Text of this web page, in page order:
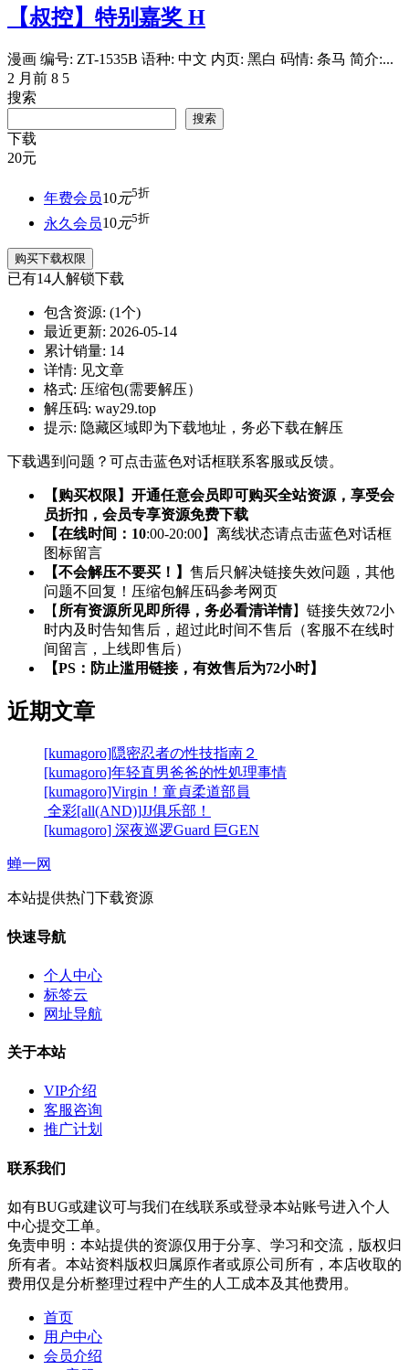
【叔控】特别嘉奖 H
漫画 编号: ZT-1535B 语种: 中文 内页: 黑白 码情: 条马 简介:...
2 月前 8 5
搜索
搜索
下载
20元
年费会员10元5折
永久会员10元5折
购买下载权限
已有14人解锁下载
包含资源: (1个)
最近更新: 2026-05-14
累计销量: 14
详情: 见文章
格式: 压缩包(需要解压）
解压码: way29.top
提示: 隐藏区域即为下载地址，务必下载在解压
下载遇到问题？可点击蓝色对话框联系客服或反馈。
【购买权限】开通任意会员即可购买全站资源，享受会
员折扣，会员专享资源免费下载
【在线时间：10:00-20:00】离线状态请点击蓝色对话框
图标留言
【不会解压不要买！】 售后只解决链接失效问题，其他
问题不回复！压缩包解压码参考网页
【 所有资源所见即所得，务必看清详情】链接失效72小
时内及时告知售后，超过此时间不售后（客服不在线时
间留言，上线即售后）
【PS：防止滥用链接，有效售后为72小时】
近期文章
[kumagoro]隠密忍者の性技指南２
[kumagoro]年轻直男爸爸的性処理事情
[kumagoro]Virgin！童貞柔道部員
全彩[all(AND)]JJ俱乐部！
[kumagoro] 深夜巡逻Guard 巨GEN
蝉一网
本站提供热门下载资源
快速导航
个人中心
标签云
网址导航
关于本站
VIP介绍
客服咨询
推广计划
联系我们
如有BUG或建议可与我们在线联系或登录本站账号进入个人
中心提交工单。
免责申明：本站提供的资源仅用于分享、学习和交流，版权归
所有者。本站资料版权归属原作者或原公司所有，本店收取的
费用仅是分析整理过程中产生的人工成本及其他费用。
首页
用户中心
会员介绍